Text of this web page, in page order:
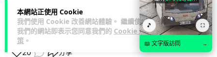
本網站正使用 Cookie
我們使用 Cookie 改善網站體驗。 繼續使用
我們的網站即表示您同意我們的 Cookie 政
策 。
長時間高音量佩戴耳機可能導致永久性噪音性聽損。本文盤點 4
大聽力受損警號，介紹科學護耳的「60-60 原則」及 Apple 內
置防護功能，... 閱讀全文
20 分享
🎵 ⛶
📖 文字版訪問 →